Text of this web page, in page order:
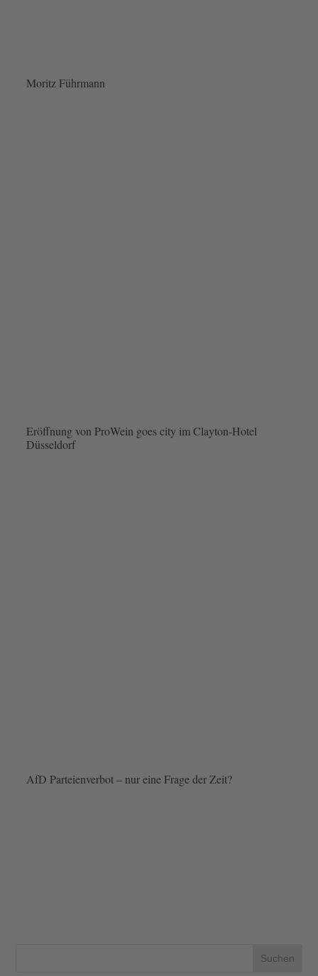
Moritz Führmann
Eröffnung von ProWein goes city im Clayton-Hotel
Düsseldorf
AfD Parteienverbot – nur eine Frage der Zeit?
Suchen